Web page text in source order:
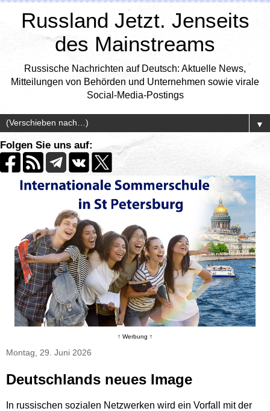
Russland Jetzt. Jenseits
des Mainstreams
Russische Nachrichten auf Deutsch: Aktuelle News,
Mitteilungen von Behörden und Unternehmen sowie virale
Social-Media-Postings
▼
Folgen Sie uns auf:
↑ Werbung ↑
Montag, 29. Juni 2026
Deutschlands neues Image
In russischen sozialen Netzwerken wird ein Vorfall mit der